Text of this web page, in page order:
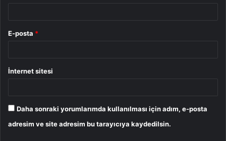
E-posta *
İnternet sitesi
Daha sonraki yorumlarımda kullanılması için adım, e-posta
adresim ve site adresim bu tarayıcıya kaydedilsin.